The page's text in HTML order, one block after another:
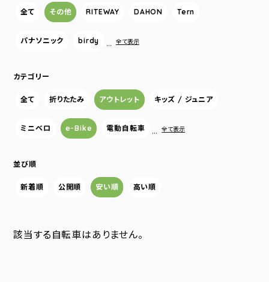
全て その他 RITEWAY DAHON Tern
パナソニック birdy … 全て表示
カテゴリー
全て 折りたたみ アウトレット キッズ / ジュニア
ミニベロ e-Bike 電動自転車 … 全て表示
並び順
新着順 公開順 安い順 高い順
該当する自転車はありません。